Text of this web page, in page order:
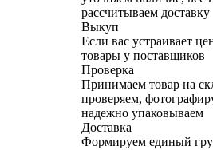
рассчитываем доставку
Выкуп
Если вас устраивает
товары у поставщиков
Проверка
Принимаем товар на
проверяем,
надежно упаковываем
Доставка
Формируем единый